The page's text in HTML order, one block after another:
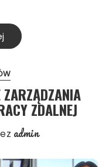
ZARZĄDZANIA
ZDALNEJ
admin